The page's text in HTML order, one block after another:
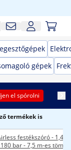
gépek
el spórolni
termékek is
festékszóró - 1,4 l/
bar - 7,5 m-es tömlő